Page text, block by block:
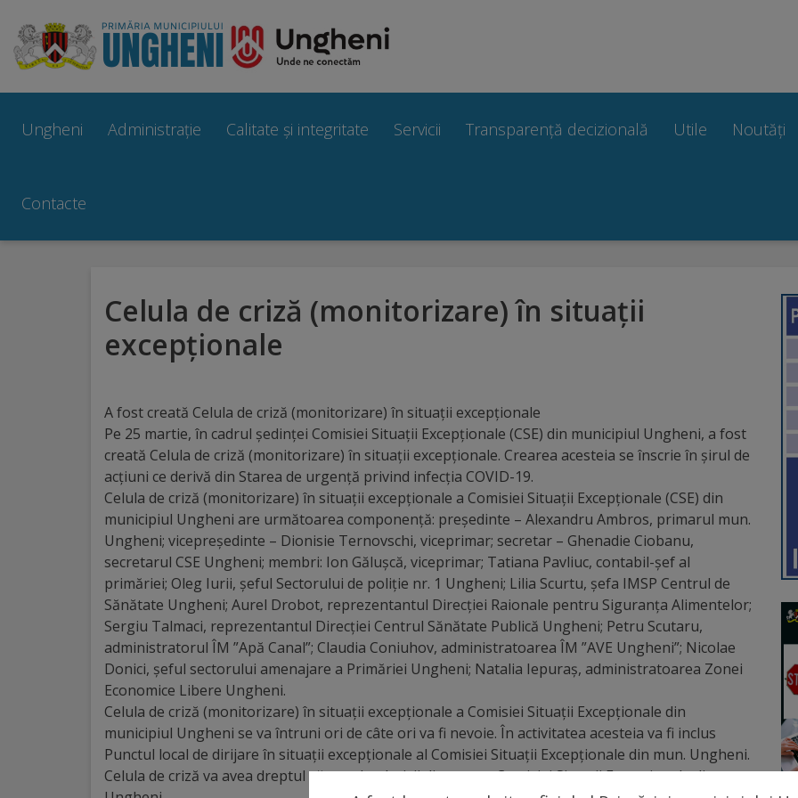
Ungheni
Prezentare
Simbolurile
orașului
brand
Distincții
Cetățeni
onoare
Deținători
titlului
„Merite
pentru
Ungheni”
Ungheni Administrație Calitate și integritate Servicii Transparență decizională Utile Noutăți
Contacte
Celula de criză (monitorizare) în situații
excepționale
A fost creată Celula de criză (monitorizare) în situații excepționale
Pe 25 martie, în cadrul ședinței Comisiei Situații Excepționale (CSE) din municipiul Ungheni, a fost
creată Celula de criză (monitorizare) în situații excepționale. Crearea acesteia se înscrie în șirul de
acțiuni ce derivă din Starea de urgență privind infecția COVID-19.
Celula de criză (monitorizare) în situații excepționale a Comisiei Situații Excepționale (CSE) din
municipiul Ungheni are următoarea componență: președinte – Alexandru Ambros, primarul mun.
Ungheni; vicepreședinte – Dionisie Ternovschi, viceprimar; secretar – Ghenadie Ciobanu,
secretarul CSE Ungheni; membri: Ion Gălușcă, viceprimar; Tatiana Pavliuc, contabil-șef al
primăriei; Oleg Iurii, șeful Sectorului de poliție nr. 1 Ungheni; Lilia Scurtu, șefa IMSP Centrul de
Sănătate Ungheni; Aurel Drobot, reprezentantul Direcției Raionale pentru Siguranța Alimentelor;
Sergiu Talmaci, reprezentantul Direcției Centrul Sănătate Publică Ungheni; Petru Scutaru,
administratorul ÎM ”Apă Canal”; Claudia Coniuhov, administratoarea ÎM ”AVE Ungheni”; Nicolae
Donici, șeful sectorului amenajare a Primăriei Ungheni; Natalia Iepuraș, administratoarea Zonei
Economice Libere Ungheni.
Celula de criză (monitorizare) în situații excepționale a Comisiei Situații Excepționale din
municipiul Ungheni se va întruni ori de câte ori va fi nevoie. În activitatea acesteia va fi inclus
Punctul local de dirijare în situații excepționale al Comisiei Situații Excepționale din mun. Ungheni.
Celula de criză va avea dreptul să aprobe decizii din partea Comisiei Situații Excepționale din mun.